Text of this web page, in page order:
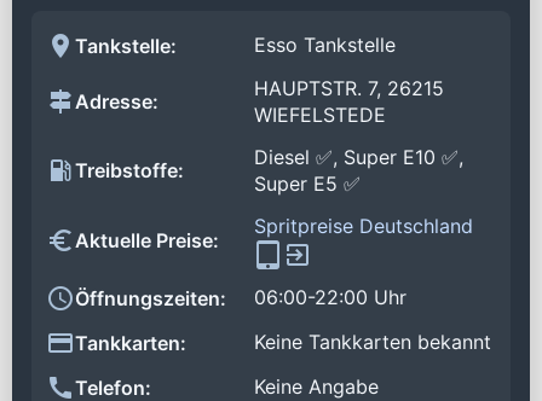
Tankstelle: Esso Tankstelle
Adresse:
HAUPTSTR. 7, 26215
WIEFELSTEDE
Treibstoffe:
Diesel ✅, Super E10 ✅,
Super E5 ✅
Aktuelle Preise:
Spritpreise Deutschland
Öffnungszeiten:
06:00-22:00 Uhr
Tankkarten:
Keine Tankkarten bekannt
Telefon:
Keine Angabe